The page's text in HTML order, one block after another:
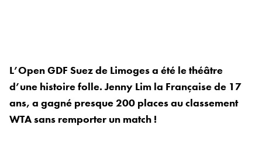
L’Open GDF Suez de Limoges a été le théâtre
d’une histoire folle. Jenny Lim la Française de 17
ans, a gagné presque 200 places au classement
WTA sans remporter un match !